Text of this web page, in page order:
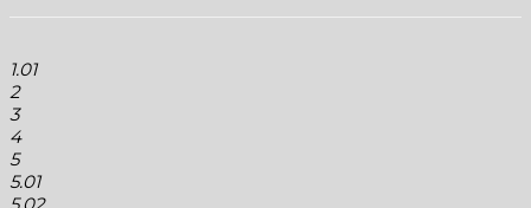
1.01
2
3
4
5
5.01